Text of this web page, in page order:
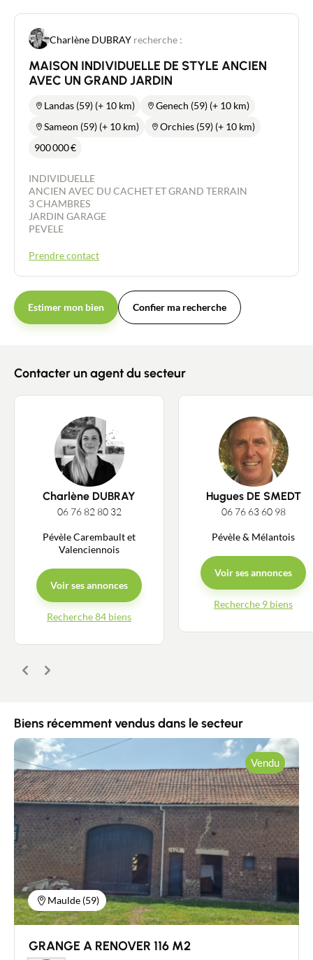
Charlène DUBRAY recherche :
MAISON INDIVIDUELLE DE STYLE ANCIEN
AVEC UN GRAND JARDIN
Landas (59) (+ 10 km)
Genech (59) (+ 10 km)
Sameon (59) (+ 10 km)
Orchies (59) (+ 10 km)
900 000€
INDIVIDUELLE
ANCIEN AVEC DU CACHET ET GRAND TERRAIN
3 CHAMBRES
JARDIN GARAGE
PEVELE
Prendre contact
Estimer mon bien Confier ma recherche
Contacter un agent du secteur
Charlène DUBRAY
06 76 82 80 32
Pévèle Carembault et
Valenciennois
Voir ses annonces
Recherche 84 biens
Hugues DE SMEDT
06 76 63 60 98
Pévèle & Mélantois
Voir ses annonces
Recherche 9 biens
Précédent
Suivant
Biens récemment vendus dans le secteur
Maulde (59)
Vendu
GRANGE A RENOVER 116 M2